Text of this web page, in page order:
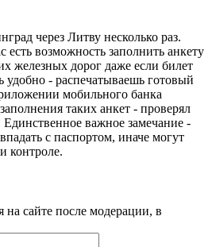
через Литву несколько раз.
есть возможность заполнить анкету
железных дорог даже если билет
удобно - распечатываешь готовый
мобильного банка
таких анкет - проверял
Единственное важное замечание -
с паспортом, иначе могут
контроле.
сайте после модерации, в